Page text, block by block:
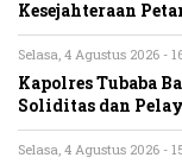
Kesejahteraan
Selasa, 4 Agustus 2026 -
Kapolres Tubaba
Soliditas dan
Selasa, 4 Agustus 2026 -